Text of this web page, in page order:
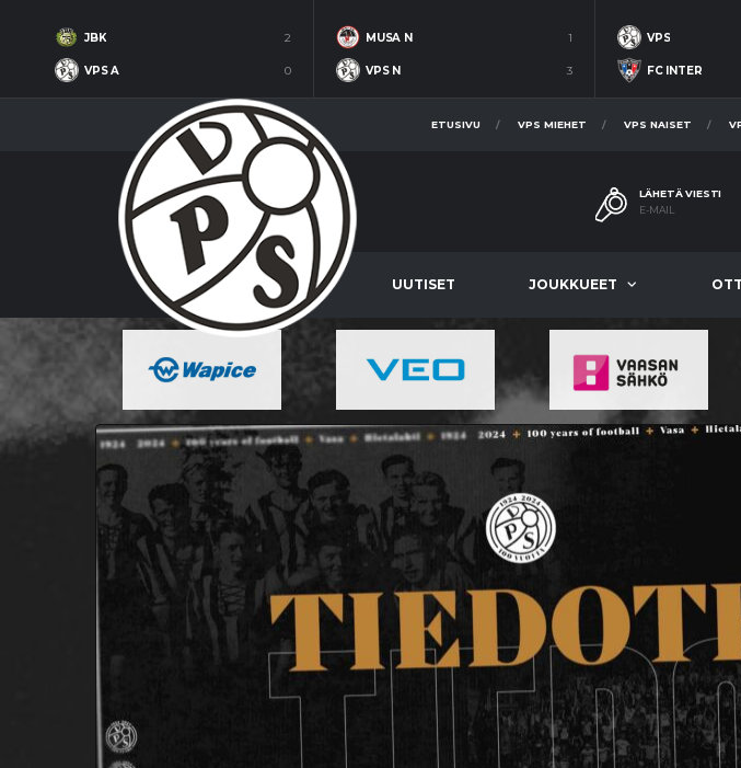
JBK 2
VPS A 0
MUSA N 1
VPS N 3
VPS
FC INTER
ETUSIVU VPS MIEHET VPS NAISET
LÄHETÄ VIESTI
E-MAIL
UUTISET JOUKKUEET